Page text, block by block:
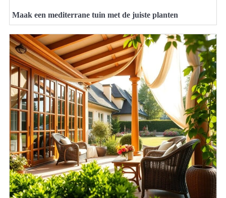
Maak een mediterrane tuin met de juiste planten